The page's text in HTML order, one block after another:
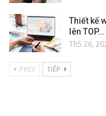
Thiết kế
lên TOP…
Th5 26,
PREV TIẾP